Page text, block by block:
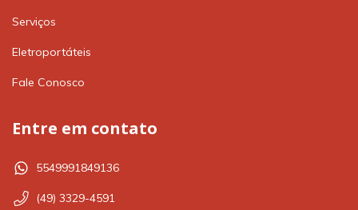
Serviços
Eletroportáteis
Fale Conosco
Entre em contato
5549991849136
(49) 3329-4591